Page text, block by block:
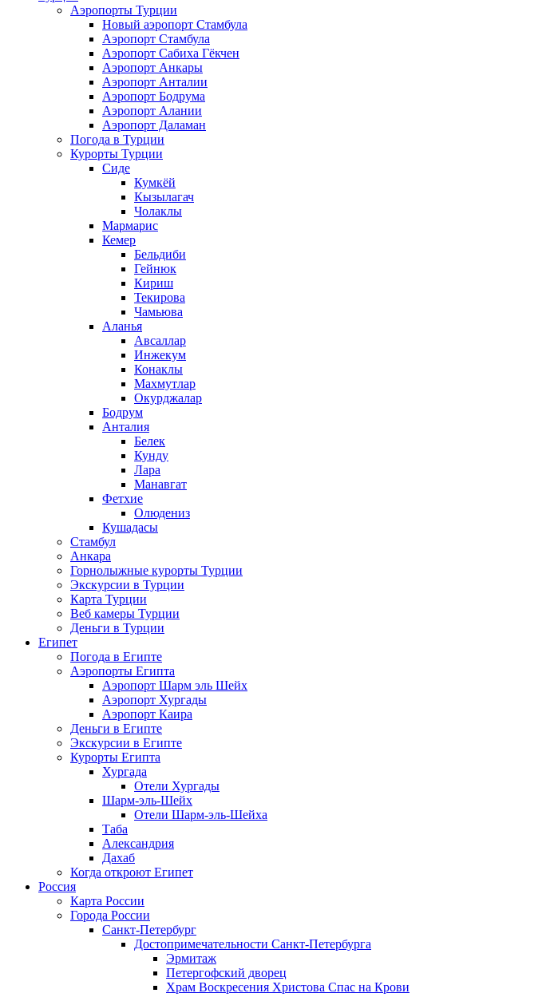
Аэропорты Турции
Новый аэропорт Стамбула
Аэропорт Стамбула
Аэропорт Сабиха Гёкчен
Аэропорт Анкары
Аэропорт Анталии
Аэропорт Бодрума
Аэропорт Алании
Аэропорт Даламан
Погода в Турции
Курорты Турции
Сиде
Кумкёй
Кызылагач
Чолаклы
Мармарис
Кемер
Бельдиби
Гейнюк
Кириш
Текирова
Чамьюва
Аланья
Авсаллар
Инжекум
Конаклы
Махмутлар
Окурджалар
Бодрум
Анталия
Белек
Кунду
Лара
Манавгат
Фетхие
Олюдениз
Кушадасы
Стамбул
Анкара
Горнолыжные курорты Турции
Экскурсии в Турции
Карта Турции
Веб камеры Турции
Деньги в Турции
Египет
Погода в Египте
Аэропорты Египта
Аэропорт Шарм эль Шейх
Аэропорт Хургады
Аэропорт Каира
Деньги в Египте
Экскурсии в Египте
Курорты Египта
Хургада
Отели Хургады
Шарм-эль-Шейх
Отели Шарм-эль-Шейха
Таба
Александрия
Дахаб
Когда откроют Египет
Россия
Карта России
Города России
Санкт-Петербург
Достопримечательности Санкт-Петербурга
Эрмитаж
Петергофский дворец
Храм Воскресения Христова Спас на Крови